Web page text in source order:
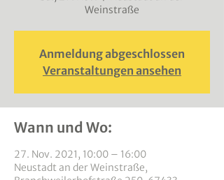
Weinstraße
Anmeldung abgeschlossen
Veranstaltungen ansehen
Wann und Wo:
27. Nov. 2021, 10:00 – 16:00
Neustadt an der Weinstraße,